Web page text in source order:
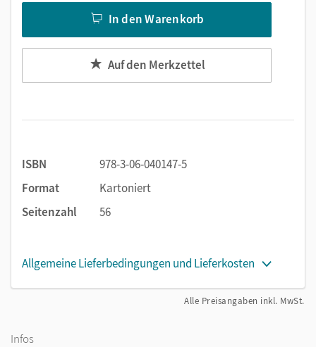
In den Warenkorb
Auf den Merkzettel
ISBN
978-3-06-040147-5
Format
Kartoniert
Seitenzahl
56
Allgemeine Lieferbedingungen und Lieferkosten
Alle Preisangaben inkl. MwSt.
Infos